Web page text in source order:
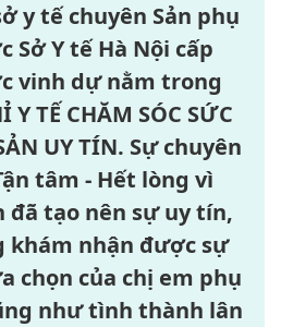
y tế chuyên Sản phụ
Sở Y tế Hà Nội cấp
vinh dự nằm trong
Y TẾ CHĂM SÓC SỨC
UY TÍN. Sự chuyên
tâm - Hết lòng vì
đã tạo nên sự uy tín,
khám nhận được sự
chọn của chị em phụ
như tình thành lân